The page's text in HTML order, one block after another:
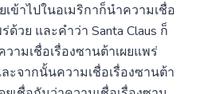
ข้าไปในอเมริกาก็นำความเชื่อ
ด้วย และคำว่า Santa Claus ก็
ามเชื่อเรื่องซานต้าเผยแพร่
ะจากนั้นความเชื่อเรื่องซานต้า